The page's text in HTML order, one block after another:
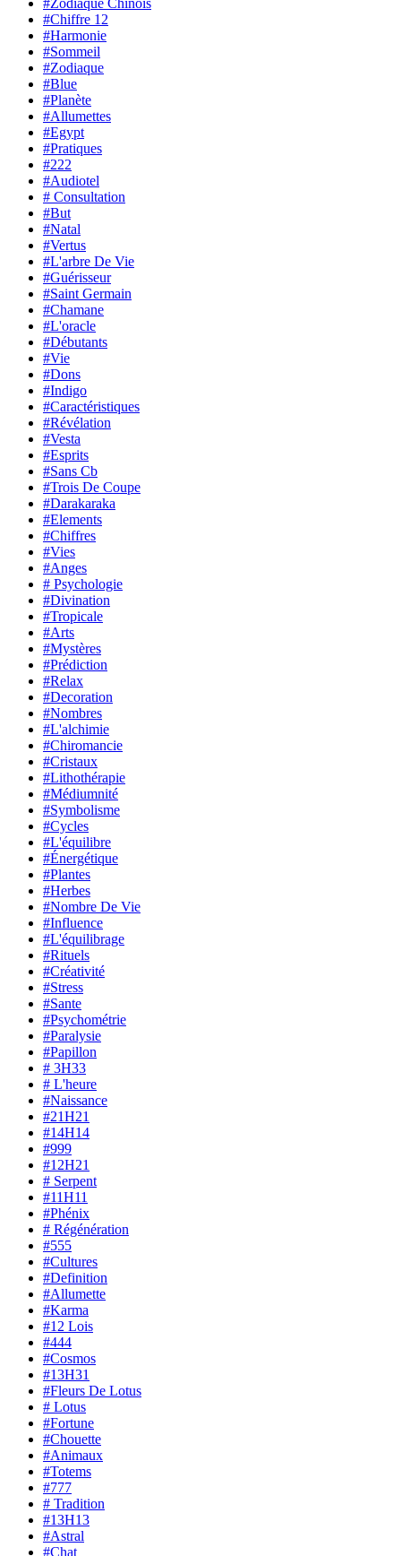
#Chiffre 12
#Harmonie
#Sommeil
#Zodiaque
#Blue
#Planète
#Allumettes
#Egypt
#Pratiques
#222
#Audiotel
# Consultation
#But
#Natal
#Vertus
#L'arbre De Vie
#Guérisseur
#Saint Germain
#Chamane
#L'oracle
#Débutants
#Vie
#Dons
#Indigo
#Caractéristiques
#Révélation
#Vesta
#Esprits
#Sans Cb
#Trois De Coupe
#Darakaraka
#Elements
#Chiffres
#Vies
#Anges
# Psychologie
#Divination
#Tropicale
#Arts
#Mystères
#Prédiction
#Relax
#Decoration
#Nombres
#L'alchimie
#Chiromancie
#Cristaux
#Lithothérapie
#Médiumnité
#Symbolisme
#Cycles
#L'équilibre
#Énergétique
#Plantes
#Herbes
#Nombre De Vie
#Influence
#L'équilibrage
#Rituels
#Créativité
#Stress
#Sante
#Psychométrie
#Paralysie
#Papillon
# 3H33
# L'heure
#Naissance
#21H21
#14H14
#999
#12H21
# Serpent
#11H11
#Phénix
# Régénération
#555
#Cultures
#Definition
#Allumette
#Karma
#12 Lois
#444
#Cosmos
#13H31
#Fleurs De Lotus
# Lotus
#Fortune
#Chouette
#Animaux
#Totems
#777
# Tradition
#13H13
#Astral
#Chat